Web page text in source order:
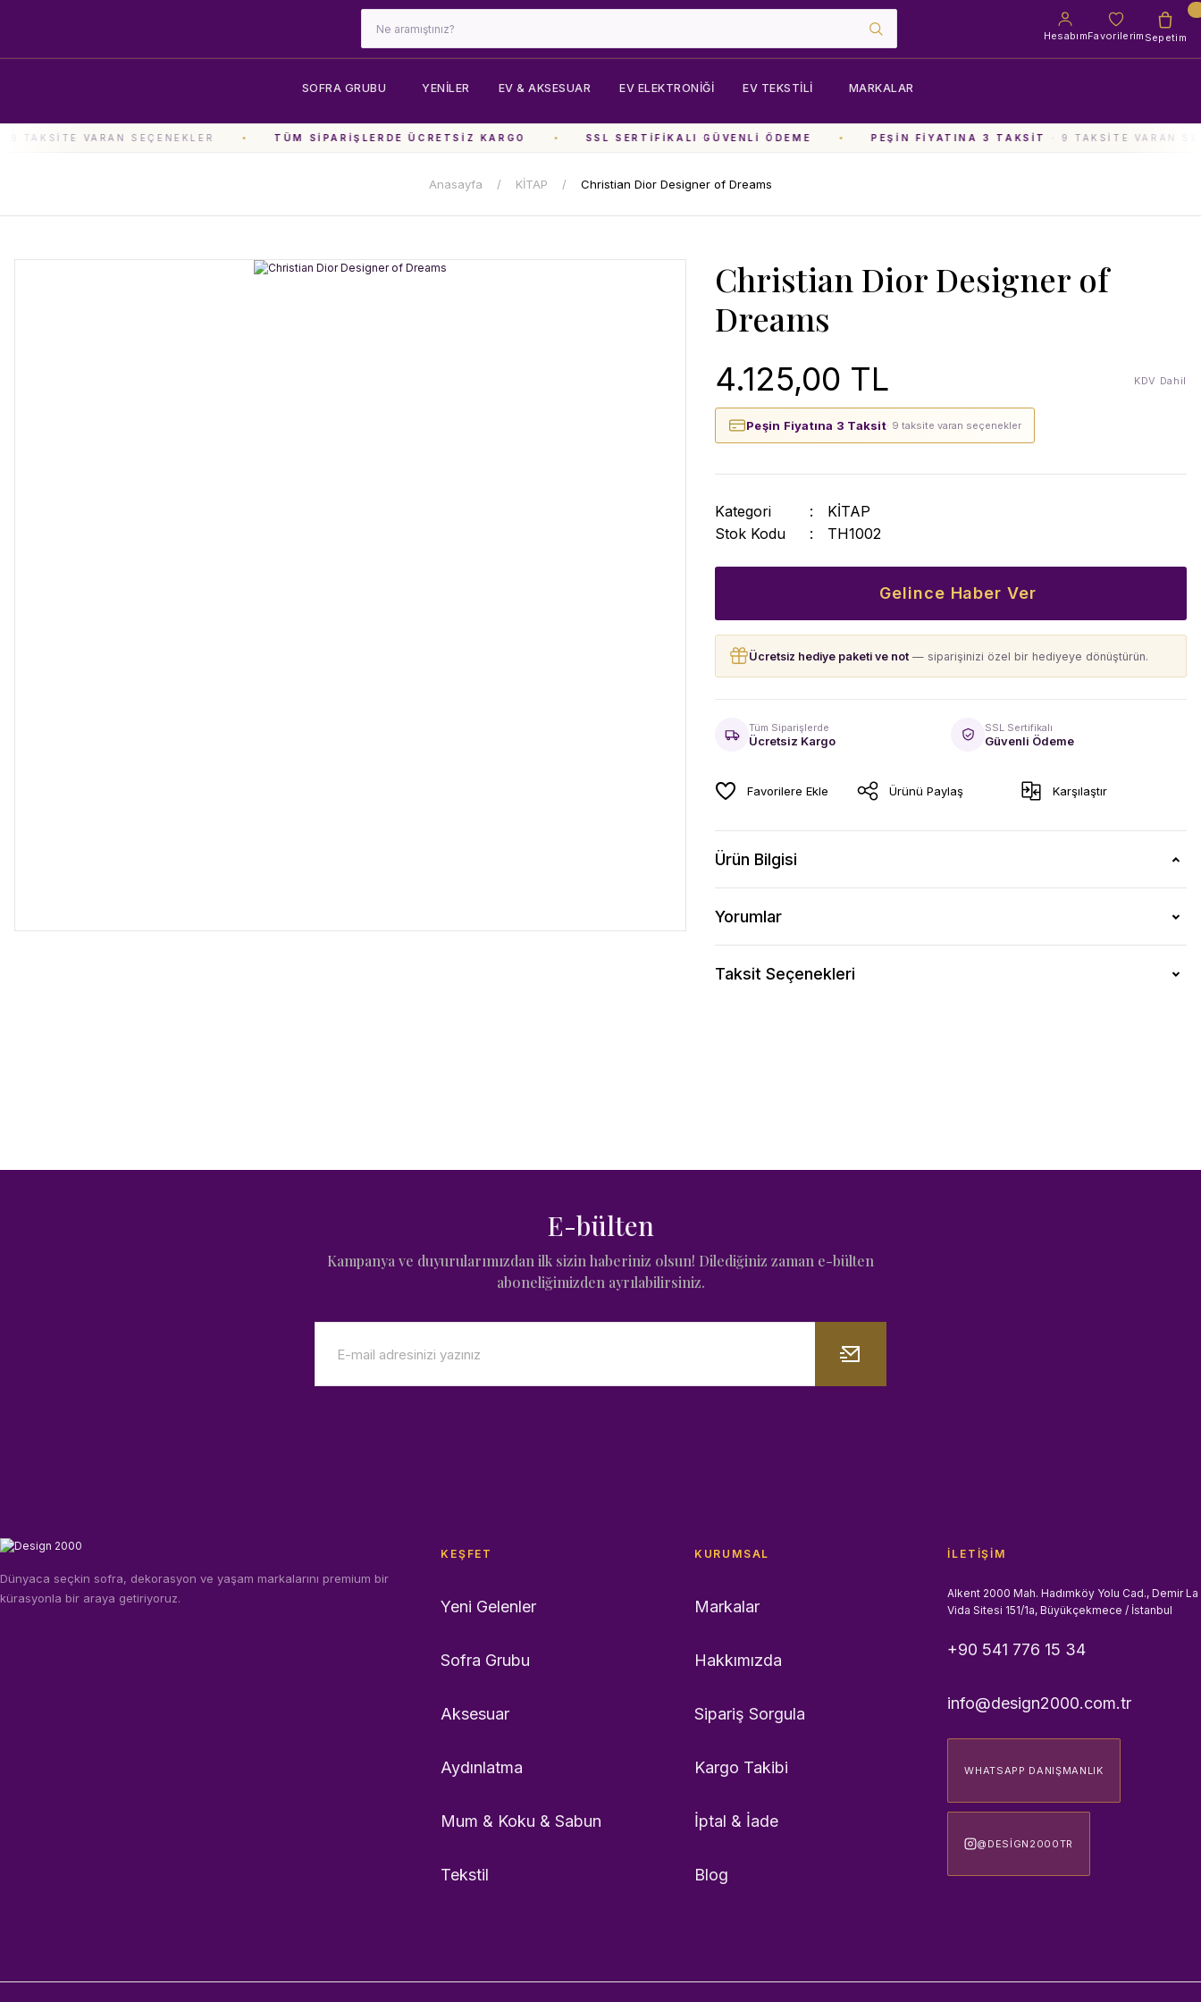
HesabımFavorilerim Sepetim
SOFRA GRUBU YENİLER EV & AKSESUAR EV ELEKTRONIĞI EV TEKSTILI MARKALAR
TAKSITE VARAN SEÇENEKLER TÜM SIPARIŞLERDE ÜCRETSIZ KARGO SSL SERTIFIKALI GÜVENLI ÖDEME PEŞIN FIYATINA 3 TAKSIT · 9 TAKSITE VARAN
Anasayfa KİTAP Christian Dior Designer of Dreams
Christian Dior Designer of
Dreams
4.125,00 TL KDV Dahil
Peşin Fiyatına 3 Taksit· 9 taksite varan seçenekler
Kategori
KİTAP
Stok Kodu
TH1002
Gelince Haber Ver
Ücretsiz hediye paketi ve not — siparişinizi özel bir hediyeye dönüştürün.
Tüm Siparişlerde
Ücretsiz Kargo
SSL Sertifikalı
Güvenli Ödeme
Ürünü Paylaş Karşılaştır
Ürün Bilgisi
Yorumlar
Taksit Seçenekleri
E-bülten
Kampanya ve duyurularımızdan ilk sizin haberiniz olsun! Dilediğiniz zaman e-bülten
aboneliğimizden ayrılabilirsiniz.
Dünyaca seçkin sofra, dekorasyon ve yaşam markalarını premium bir
kürasyonla bir araya getiriyoruz.
KEŞFET
Yeni Gelenler
Sofra Grubu
Aksesuar
Aydınlatma
Mum & Koku & Sabun
Tekstil
KURUMSAL
Markalar
Hakkımızda
Sipariş Sorgula
Kargo Takibi
İptal & İade
Blog
İLETIŞIM
Alkent 2000 Mah. Hadımköy Yolu Cad., Demir La
Vida Sitesi 151/1a, Büyükçekmece / İstanbul
+90 541 776 15 34
info@design2000.com.tr
WHATSAPP DANIŞMANLIK
@DESIGN2000TR